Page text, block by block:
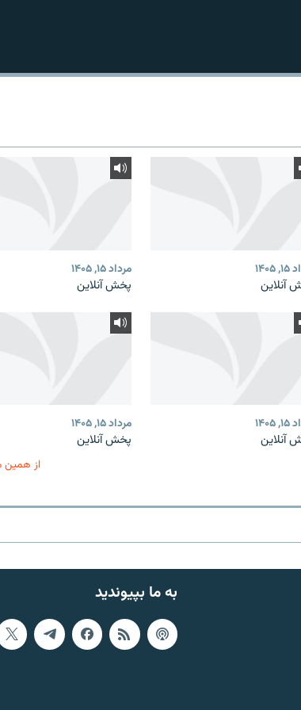
آنلاین
مرداد ۱۵, ۱۴۰۵
پخش آنلاین
آنلاین
مرداد ۱۵, ۱۴۰۵
پخش آنلاین
از همین
به ما بپیوندید